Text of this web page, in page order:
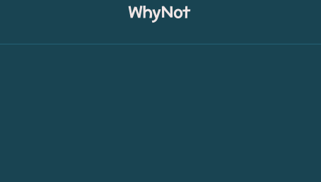
WhyNot